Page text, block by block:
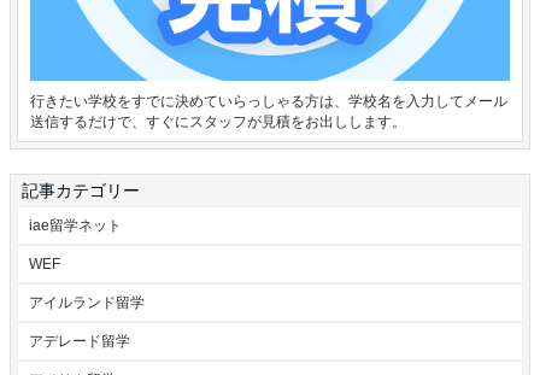
行きたい学校をすでに決めていらっしゃる方は、学校名を入力してメール
送信するだけで、すぐにスタッフが見積をお出しします。
記事カテゴリー
iae留学ネット
WEF
アイルランド留学
アデレード留学